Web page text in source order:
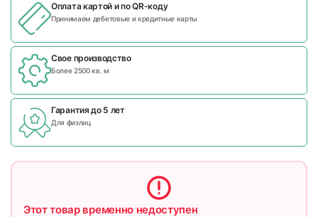
Оплата картой и поQR-коду
Принимаем дебетовые и кредитные карты
Свое производство
Более 2500 кв. м
Гарантия до 5 лет
Для физлиц
Этот товар временно недоступен